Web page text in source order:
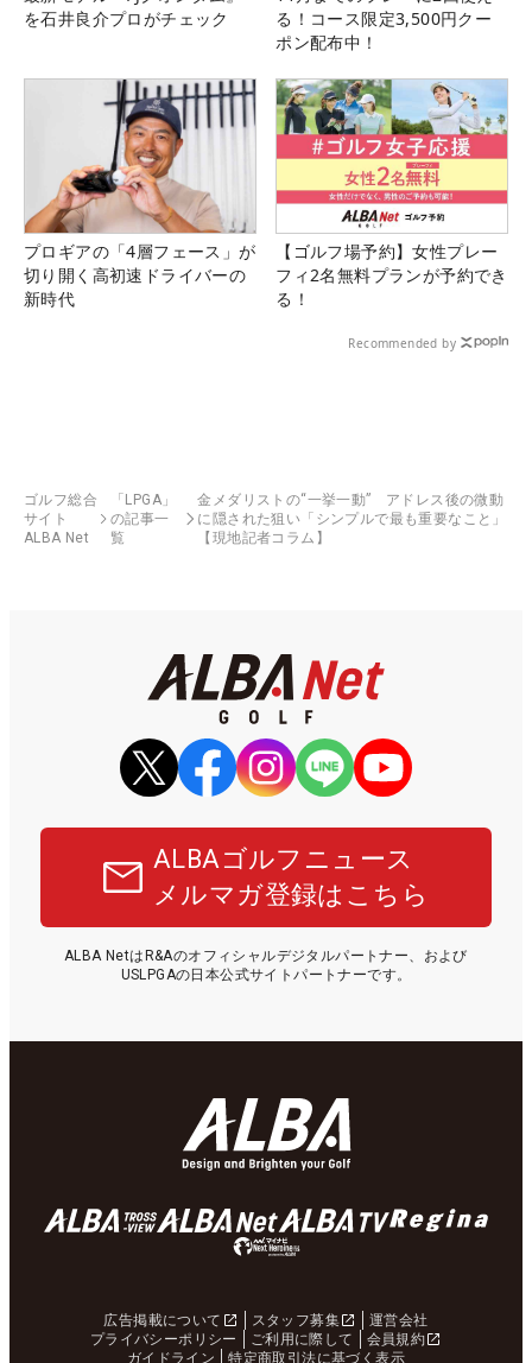
を石井良介プロがチェック
る！コース限定3,500円クー
ポン配布中！
プロギアの「4層フェース」が
切り開く高初速ドライバーの
新時代
【ゴルフ場予約】女性プレー
フィ2名無料プランが予約でき
る！
Recommended by
ゴルフ総合
サイト
ALBA Net
「LPGA」
の記事一
覧
金メダリストの“一挙一動” アドレス後の微動
に隠された狙い「シンプルで最も重要なこと」
【現地記者コラム】
ALBAゴルフニュース
メルマガ登録はこちら
ALBA NetはR&Aのオフィシャルデジタルパートナー、および
USLPGAの日本公式サイトパートナーです。
広告掲載について スタッフ募集
運営会社
プライバシーポリシー
ご利用に際して
会員規約
ガイドライン
特定商取引法に基づく表示